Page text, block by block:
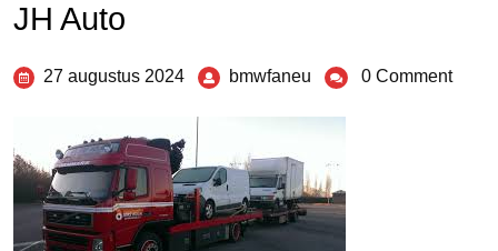
JH Auto
27 augustus 2024 bmwfaneu 0 Comment